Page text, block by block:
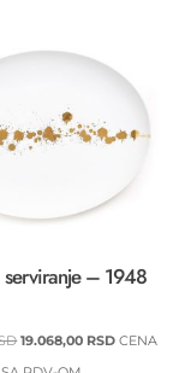
serviranje – 1948
ORIGINALNA
19.068,00 RSD CENA